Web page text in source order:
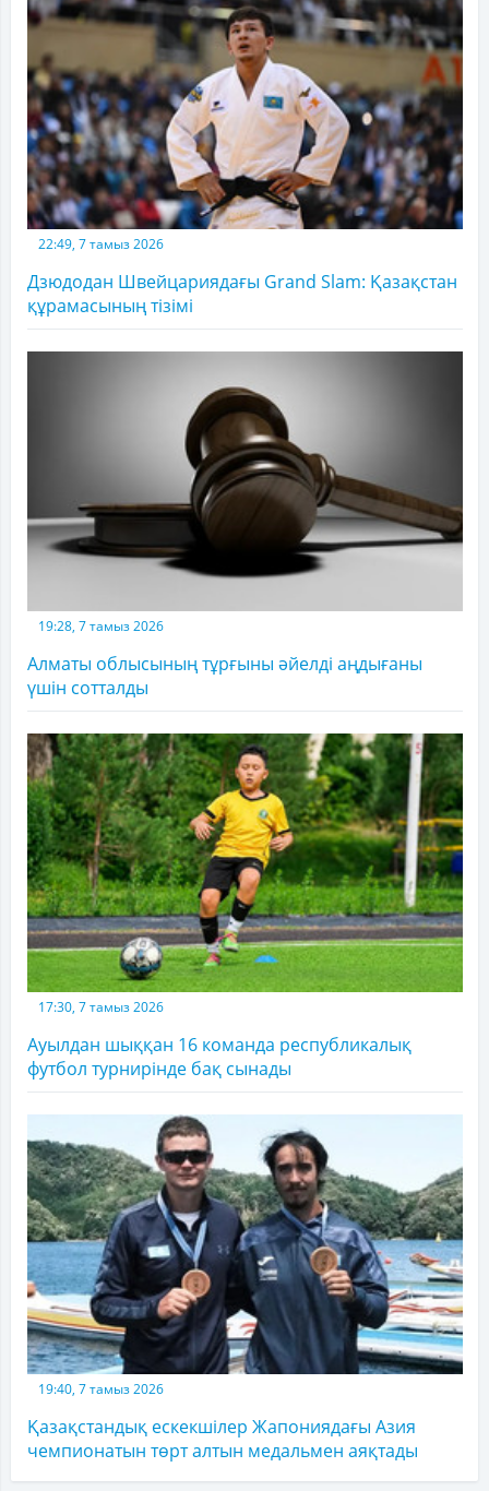
22:49, 7 тамыз 2026
Дзюдодан Швейцариядағы Grand Slam: Қазақстан
құрамасының тізімі
19:28, 7 тамыз 2026
Алматы облысының тұрғыны әйелді аңдығаны
үшін сотталды
17:30, 7 тамыз 2026
Ауылдан шыққан 16 команда республикалық
футбол турнирінде бақ сынады
19:40, 7 тамыз 2026
Қазақстандық ескекшілер Жапониядағы Азия
чемпионатын төрт алтын медальмен аяқтады